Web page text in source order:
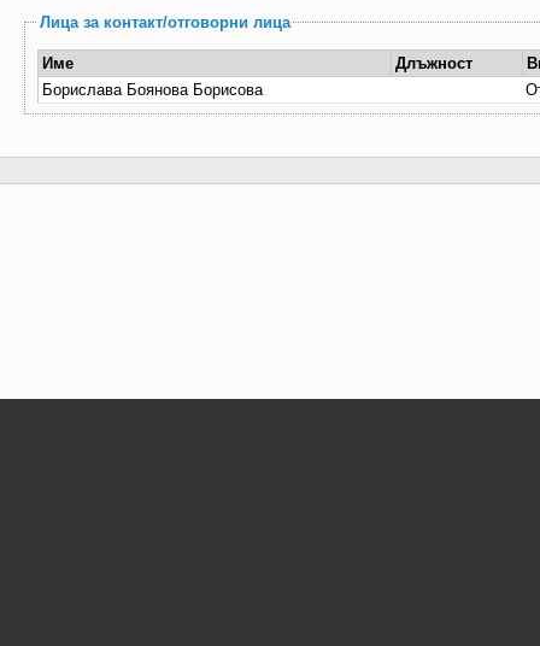
Лица за контакт/отговорни лица
Име Длъжност
Борислава Боянова Борисова